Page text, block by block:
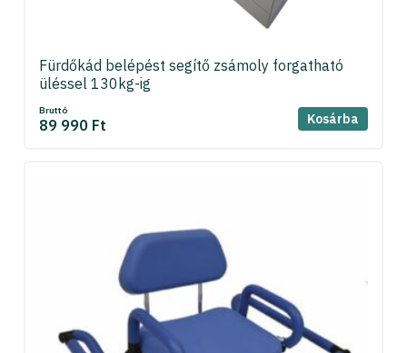
Fürdőkád belépést segítő zsámoly forgatható
üléssel 130kg-ig
Bruttó
89 990 Ft Kosárba